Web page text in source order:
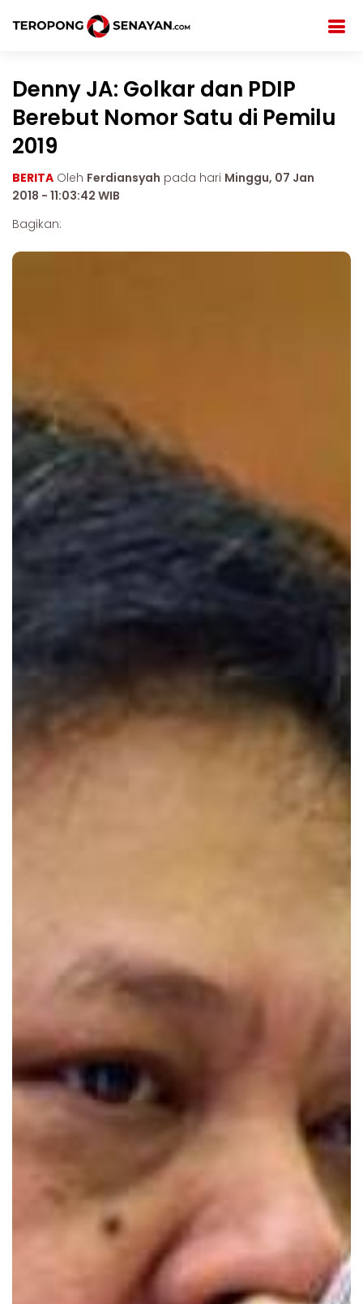
Denny JA: Golkar dan PDIP
Berebut Nomor Satu di Pemilu
2019
BERITA Oleh Ferdiansyah pada hari Minggu, 07 Jan
2018 - 11:03:42 WIB
Bagikan: